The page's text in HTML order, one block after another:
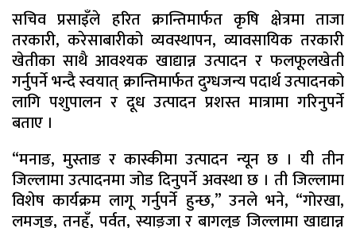
सचिव प्रसाइँले हरित क्रान्तिमार्फत कृषि क्षेत्रमा ताजा
तरकारी, करेसाबारीको व्यवस्थापन, व्यावसायिक तरकारी
खेतीका साथै आवश्यक खाद्यान्न उत्पादन र फलफूलखेती
गर्नुपर्ने भन्दै स्वयात् क्रान्तिमार्फत दुग्धजन्य पदार्थ उत्पादनको
लागि पशुपालन र दूध उत्पादन प्रशस्त मात्रामा गरिनुपर्ने
बताए ।
“मनाङ, मुस्ताङ र कास्कीमा उत्पादन न्यून छ । यी तीन
जिल्लामा उत्पादनमा जोड दिनुपर्ने अवस्था छ । ती जिल्लामा
विशेष कार्यक्रम लागू गर्नुपर्ने हुन्छ,” उनले भने, “गोरखा,
लमजुङ, तनहुँ, पर्वत, स्याङ्जा र बागलुङ जिल्लामा खाद्यान्न